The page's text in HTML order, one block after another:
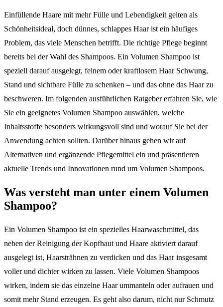
Einfüllende Haare mit mehr Fülle und Lebendigkeit gelten als
Schönheitsideal, doch dünnes, schlappes Haar ist ein häufiges
Problem, das viele Menschen betrifft. Die richtige Pflege beginnt
bereits bei der Wahl des Shampoos. Ein Volumen Shampoo ist
speziell darauf ausgelegt, feinem oder kraftlosem Haar Schwung,
Stand und sichtbare Fülle zu schenken – und das ohne das Haar zu
beschweren. Im folgenden ausführlichen Ratgeber erfahren Sie, wie
Sie ein geeignetes Volumen Shampoo auswählen, welche
Inhaltsstoffe besonders wirkungsvoll sind und worauf Sie bei der
Anwendung achten sollten. Darüber hinaus gehen wir auf
Alternativen und ergänzende Pflegemittel ein und präsentieren
aktuelle Trends und Innovationen rund um Volumen Shampoos.
Was versteht man unter einem Volumen
Shampoo?
Ein Volumen Shampoo ist ein spezielles Haarwaschmittel, das
neben der Reinigung der Kopfhaut und Haare aktiviert darauf
ausgelegt ist, Haarsträhnen zu verdicken und das Haar insgesamt
voller und dichter wirken zu lassen. Viele Volumen Shampoos
wirken, indem sie das einzelne Haar ummanteln oder aufrauen und
somit mehr Stand erzeugen. Es geht also darum, nicht nur Schmutz